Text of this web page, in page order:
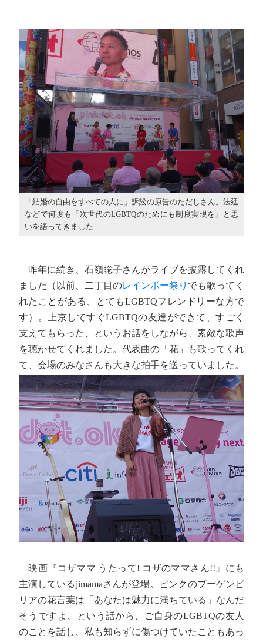
「結婚の自由をすべての人に」訴訟の原告のただしさん。法廷
などで何度も「次世代のLGBTQのためにも制度実現を」と思
いを語ってきました
昨年に続き、石嶺聡子さんがライブを披露してくれ
ました（以前、二丁目のレインボー祭り でも歌ってく
れたことがある、とてもLGBTQフレンドリーな方で
す）。上京してすぐLGBTQの友達ができて、すごく
支えてもらった、というお話をしながら、素敵な歌声
を聴かせてくれました。代表曲の「花」も歌ってくれ
て、会場のみなさんも大きな拍手を送っていました。
映画『コザママ うたって! コザのママさん!!』にも
主演しているjimamaさんが登場。ピンクのブーゲンビ
リアの花言葉は「あなたは魅力に満ちている」なんだ
そうですよ、という話から、ご自身のLGBTQの友人
のことを話し、私も知らずに傷つけていたこともあっ